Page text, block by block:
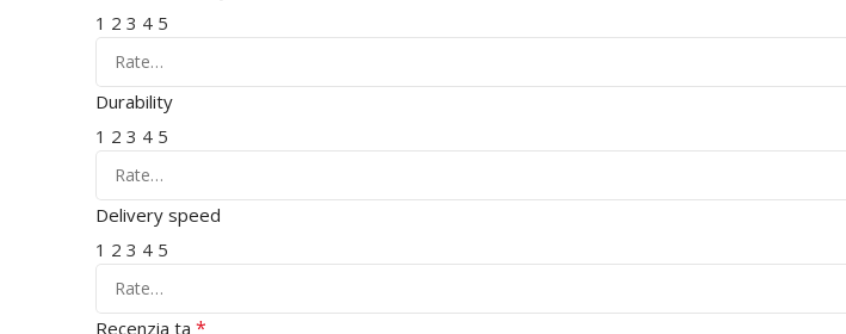
1 2 3 4 5
Durability
1 2 3 4 5
Delivery speed
1 2 3 4 5
Recenzia ta *